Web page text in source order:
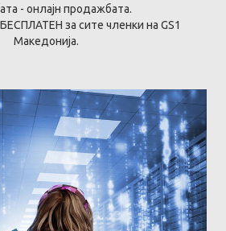
- онлајн продажбата.
за сите членки на GS1
Македонија.